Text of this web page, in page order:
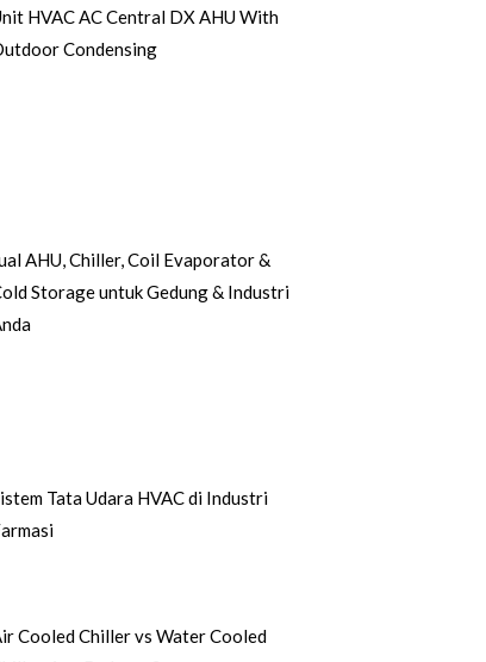
HVAC AC Central DX AHU With
Condensing
AHU, Chiller, Coil Evaporator &
Storage untuk Gedung & Industri
Tata Udara HVAC di Industri
Cooled Chiller vs Water Cooled